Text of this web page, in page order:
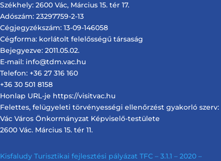
Székhely: 2600 Vác, Március 15. tér 17.
Adószám: 23297759-2-13
Cégjegyzékszám: 13-09-146058
Cégforma: korlátolt felelősségű társaság
Bejegyezve: 2011.05.02.
E-mail: info@tdm.vac.hu
Telefon: +36 27 316 160
+36 30 501 8158
Honlap URL-je https://visitvac.hu
Felettes, felügyeleti törvényességi ellenőrzést gyakorló szerv:
Vác Város Önkormányzat Képviselő-testülete
2600 Vác. Március 15. tér 11.
Kisfaludy Turisztikai fejlesztési pályázat TFC – 3.1.1 – 2020 –